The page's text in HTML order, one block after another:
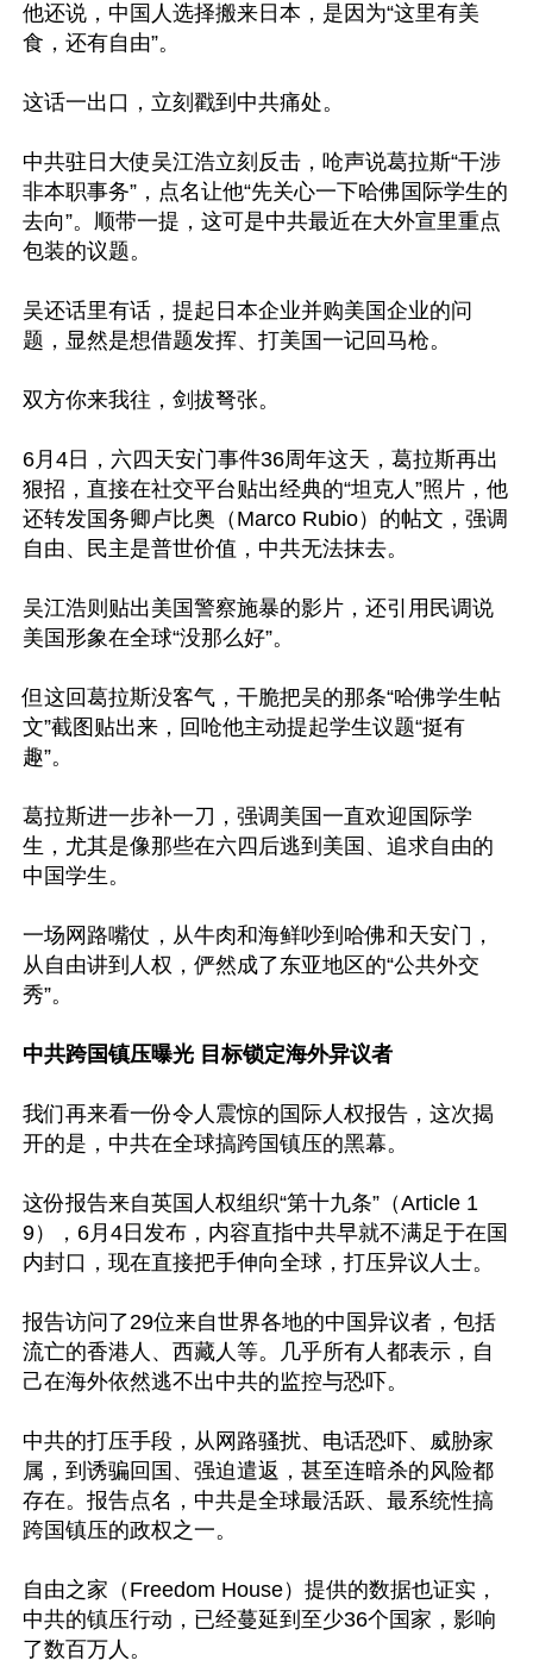
他还说，中国人选择搬来日本，是因为“这里有美
食，还有自由”。
这话一出口，立刻戳到中共痛处。
中共驻日大使吴江浩立刻反击，呛声说葛拉斯“干涉
非本职事务”，点名让他“先关心一下哈佛国际学生的
去向”。顺带一提，这可是中共最近在大外宣里重点
包装的议题。
吴还话里有话，提起日本企业并购美国企业的问
题，显然是想借题发挥、打美国一记回马枪。
双方你来我往，剑拔弩张。
6月4日，六四天安门事件36周年这天，葛拉斯再出
狠招，直接在社交平台贴出经典的“坦克人”照片，他
还转发国务卿卢比奥（Marco Rubio）的帖文，强调
自由、民主是普世价值，中共无法抹去。
吴江浩则贴出美国警察施暴的影片，还引用民调说
美国形象在全球“没那么好”。
但这回葛拉斯没客气，干脆把吴的那条“哈佛学生帖
文”截图贴出来，回呛他主动提起学生议题“挺有
趣”。
葛拉斯进一步补一刀，强调美国一直欢迎国际学
生，尤其是像那些在六四后逃到美国、追求自由的
中国学生。
一场网路嘴仗，从牛肉和海鲜吵到哈佛和天安门，
从自由讲到人权，俨然成了东亚地区的“公共外交
秀”。
中共跨国镇压曝光 目标锁定海外异议者
我们再来看一份令人震惊的国际人权报告，这次揭
开的是，中共在全球搞跨国镇压的黑幕。
这份报告来自英国人权组织“第十九条”（Article 1
9），6月4日发布，内容直指中共早就不满足于在国
内封口，现在直接把手伸向全球，打压异议人士。
报告访问了29位来自世界各地的中国异议者，包括
流亡的香港人、西藏人等。几乎所有人都表示，自
己在海外依然逃不出中共的监控与恐吓。
中共的打压手段，从网路骚扰、电话恐吓、威胁家
属，到诱骗回国、强迫遣返，甚至连暗杀的风险都
存在。报告点名，中共是全球最活跃、最系统性搞
跨国镇压的政权之一。
自由之家（Freedom House）提供的数据也证实，
中共的镇压行动，已经蔓延到至少36个国家，影响
了数百万人。